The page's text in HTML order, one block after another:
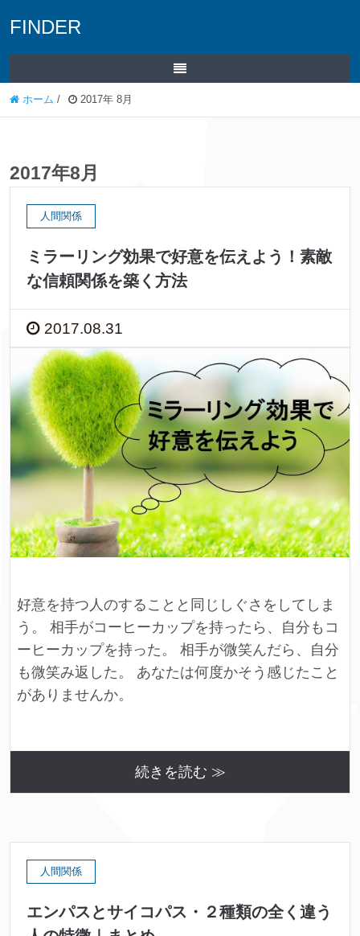
FINDER
ホーム / 2017年 8月
2017年8月
人間関係
ミラーリング効果で好意を伝えよう！素敵
な信頼関係を築く方法
2017.08.31
好意を持つ人のすることと同じしぐさをしてしま
う。 相手がコーヒーカップを持ったら、自分もコ
ーヒーカップを持った。 相手が微笑んだら、自分
も微笑み返した。 あなたは何度かそう感じたこと
がありませんか。
続きを読む ≫
人間関係
エンパスとサイコパス・２種類の全く違う